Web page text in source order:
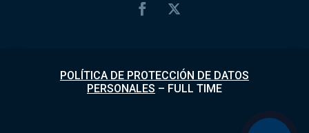
POLÍTICA DE PROTECCIÓN DE DATOS
PERSONALES – FULL TIME